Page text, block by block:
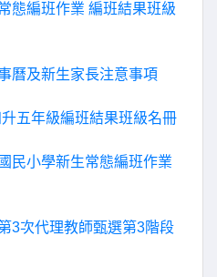
態編班作業 編班結果班級
曆及新生家長注意事項
五年級編班結果班級名冊
民小學新生常態編班作業
3次代理教師甄選第3階段